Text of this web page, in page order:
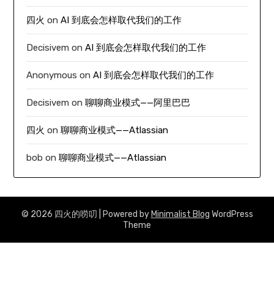
四火 onAI 到底会怎样取代我们的工作
Decisivem onAI 到底会怎样取代我们的工作
Anonymous onAI 到底会怎样取代我们的工作
Decisivem on聊聊商业模式——阿里巴巴
四火 on聊聊商业模式——Atlassian
bob on聊聊商业模式——Atlassian
© 2026 四火的唠叨 | Powered by Minimalist Blog WordPress
Theme